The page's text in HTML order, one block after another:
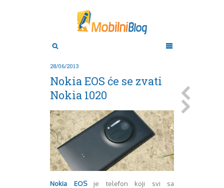
Android
BlackBerry
Huawei
Igrice
iOS
Lenovo
LG
Motorola
Nokia
Novembar 2011
Februar 2012
Maj 2012
Juni 2012
Juli 2012
August 2012
Septembar 2012
Oktobar 2012
Novembar 2012
28/06/2013
Nokia EOS će se zvati
Nokia 1020
Nokia EOSje telefon koji svi sa